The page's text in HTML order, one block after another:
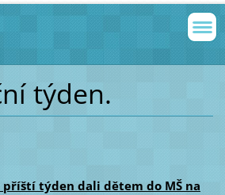
týden.
příští týden dali dětem do MŠ na